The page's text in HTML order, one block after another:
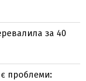
за 40
проблеми: